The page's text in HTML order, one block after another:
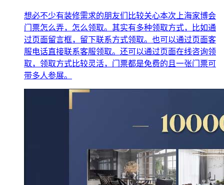
想必不少有装修需求的朋友们比较关心本次上海家博会
门票怎么弄，怎么领取。其实有多种领取方式，比如通
过页面留言框，留下联系方式领取。也可以通过页面客
服电话直接联系客服领取。还可以通过页面在线咨询领
取，领取方式比较灵活，门票都是免费的且一张门票可
带多人参展。